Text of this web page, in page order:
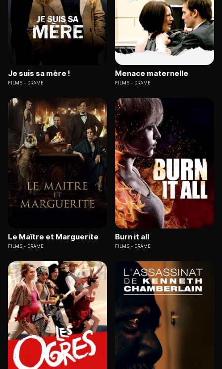
Je suis sa mère !
FILMS DRAME
Menace maternelle
FILMS DRAME
Le Maître et Marguerite
FILMS DRAME
Burn it all
FILMS DRAME